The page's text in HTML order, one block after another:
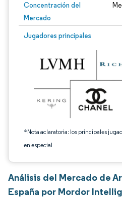
Concentración del
Mercado
Jugadores principales
*Nota aclaratoria: los principales
en especial
Imagen © Mordor Intelligence. El uso
Análisis del Mercado de
España por Mordor